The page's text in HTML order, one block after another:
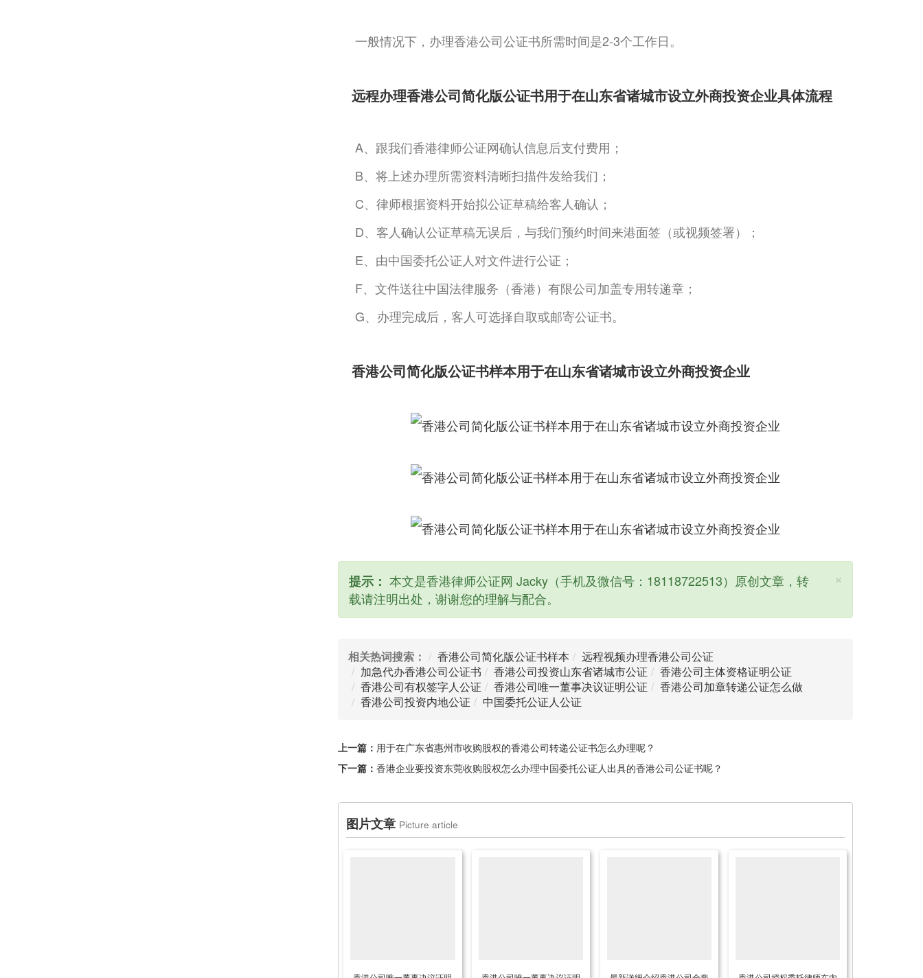
一般情况下，办理香港公司公证书所需时间是2-3个工作日。
远程办理香港公司简化版公证书用于在山东省诸城市设立外商投资企业具体流程
A、跟我们香港律师公证网确认信息后支付费用；
B、将上述办理所需资料清晰扫描件发给我们；
C、律师根据资料开始拟公证草稿给客人确认；
D、客人确认公证草稿无误后，与我们预约时间来港面签（或视频签署）；
E、由中国委托公证人对文件进行公证；
F、文件送往中国法律服务（香港）有限公司加盖专用转递章；
G、办理完成后，客人可选择自取或邮寄公证书。
香港公司简化版公证书样本用于在山东省诸城市设立外商投资企业
×
提示： 本文是香港律师公证网 Jacky（手机及微信号：18118722513）原创文章，转
载请注明出处，谢谢您的理解与配合。
相关热词搜索： 香港公司简化版公证书样本
远程视频办理香港公司公证
加急代办香港公司公证书
香港公司投资山东省诸城市公证
香港公司主体资格证明公证
香港公司有权签字人公证
香港公司唯一董事决议证明公证
香港公司加章转递公证怎么做
香港公司投资内地公证
中国委托公证人公证
上一篇： 用于在广东省惠州市收购股权的香港公司转递公证书怎么办理呢？
下一篇： 香港企业要投资东莞收购股权怎么办理中国委托公证人出具的香港公司公证书呢？
图片文章 Picture article